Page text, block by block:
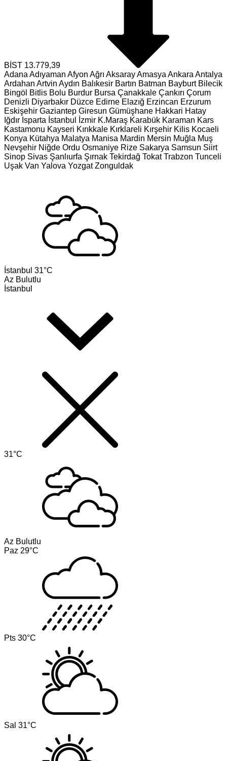
BİST 13.779,39
Adana Adıyaman Afyon Ağrı AksarayAmasya Ankara Antalya
Ardahan Artvin Aydın Balıkesir Bartın Batman Bayburt Bilecik
Bingöl Bitlis Bolu Burdur Bursa Çanakkale Çankırı Çorum
Denizli Diyarbakır Düzce Edirne Elazığ Erzincan Erzurum
Eskişehir Gaziantep Giresun Gümüşhane Hakkari Hatay
Iğdır Isparta İstanbul İzmir K.Maraş Karabük Karaman Kars
Kastamonu Kayseri Kırıkkale Kırklareli Kırşehir Kilis Kocaeli
Konya Kütahya Malatya Manisa Mardin Mersin Muğla Muş
Nevşehir Niğde Ordu Osmaniye Rize Sakarya Samsun Siirt
Sinop Sivas Şanlıurfa Şırnak Tekirdağ Tokat Trabzon Tunceli
Uşak Van Yalova Yozgat Zonguldak
İstanbul 31°C
Az Bulutlu
İstanbul
31°C
Az Bulutlu
Paz 29°C
Pts 30°C
Sal 31°C